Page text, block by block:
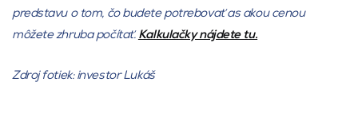
predstavu o tom, čo budete potrebovať as akou cenou
môžete zhruba počítať.Kalkulačky nájdete tu.
Zdroj fotiek: investor Lukáš